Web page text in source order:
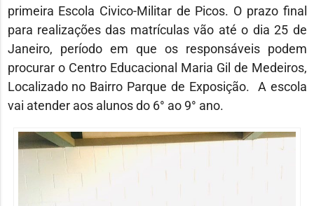
primeira Escola Civico-Militar de Picos. O prazo final
para realizações das matrículas vão até o dia 25 de
Janeiro, período em que os responsáveis podem
procurar o Centro Educacional Maria Gil de Medeiros,
Localizado no Bairro Parque de Exposição. A escola
vai atender aos alunos do 6° ao 9° ano.